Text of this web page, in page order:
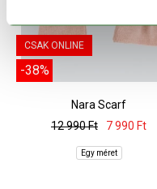
CSAK ONLINE
-38%
Nara Scarf
12 990 Ft
7 990 Ft
Egy méret